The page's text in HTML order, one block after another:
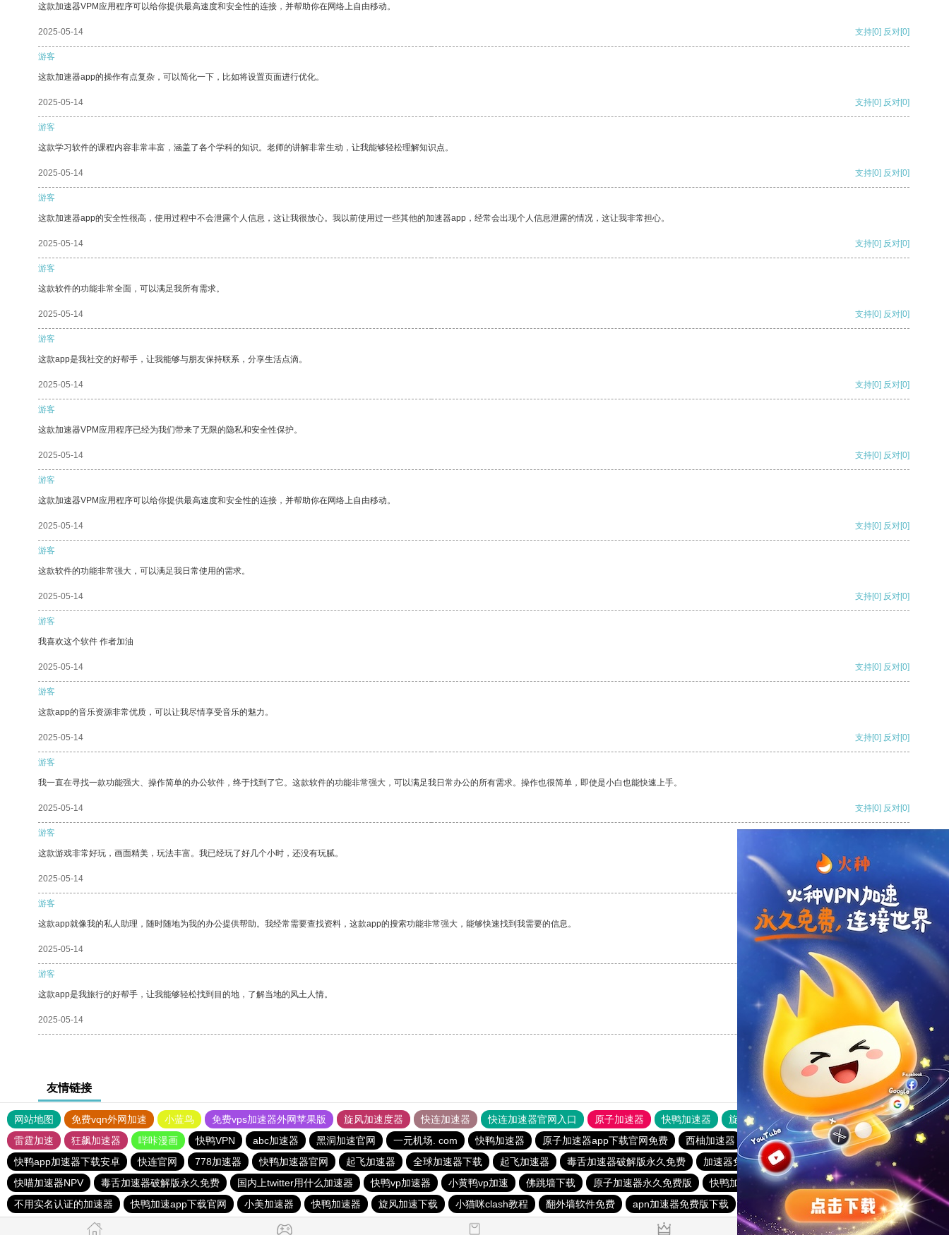
这款加速器VPM应用程序可以给你提供最高速度和安全性的连接，并帮助你在网络上自由移动。
2025-05-14 支持[0] 反对[0]
游客
这款加速器app的操作有点复杂，可以简化一下，比如将设置页面进行优化。
2025-05-14 支持[0] 反对[0]
游客
这款学习软件的课程内容非常丰富，涵盖了各个学科的知识。老师的讲解非常生动，让我能够轻松理解知识点。
2025-05-14 支持[0] 反对[0]
游客
这款加速器app的安全性很高，使用过程中不会泄露个人信息，这让我很放心。我以前使用过一些其他的加速器app，经常会出现个人信息泄露的情况，这让我非常担心。
2025-05-14 支持[0] 反对[0]
游客
这款软件的功能非常全面，可以满足我所有需求。
2025-05-14 支持[0] 反对[0]
游客
这款app是我社交的好帮手，让我能够与朋友保持联系，分享生活点滴。
2025-05-14 支持[0] 反对[0]
游客
这款加速器VPM应用程序已经为我们带来了无限的隐私和安全性保护。
2025-05-14 支持[0] 反对[0]
游客
这款加速器VPM应用程序可以给你提供最高速度和安全性的连接，并帮助你在网络上自由移动。
2025-05-14 支持[0] 反对[0]
游客
这款软件的功能非常强大，可以满足我日常使用的需求。
2025-05-14 支持[0] 反对[0]
游客
我喜欢这个软件 作者加油
2025-05-14 支持[0] 反对[0]
游客
这款app的音乐资源非常优质，可以让我尽情享受音乐的魅力。
2025-05-14 支持[0] 反对[0]
游客
我一直在寻找一款功能强大、操作简单的办公软件，终于找到了它。这款软件的功能非常强大，可以满足我日常办公的所有需求。操作也很简单，即使是小白也能快速上手。
2025-05-14 支持[0] 反对[0]
游客
这款游戏非常好玩，画面精美，玩法丰富。我已经玩了好几个小时，还没有玩腻。
2025-05-14
游客
这款app就像我的私人助理，随时随地为我的办公提供帮助。我经常需要查找资料，这款app的搜索功能非常强大，能够快速找到我需要的信息。
2025-05-14 反对
游客
这款app是我旅行的好帮手，让我能够轻松找到目的地，了解当地的风土人情。
2025-05-14 反对[0]
友情链接
网站地图 免费vqn外网加速 小蓝鸟 免费vps加速器外网苹果版 旋风加速度器 快连加速器 快连加速器官网入口 原子加速器 快鸭加速器 旋风加速度器 外网网址导航
软件中心
雷霆加速
狂飙加速器 哔咔漫画 快鸭VPN abc加速器 黑洞加速官网 一元机场. com 快鸭加速器 原子加速器app下载官网免费 西柚加速器 免费的加速器推荐
国外vps加速免费
快鸭app加速器下载安卓
快连官网 778加速器 快鸭加速器官网 起飞加速器 全球加速器下载 起飞加速器 毒舌加速器破解版永久免费 加速器免费版永久版下载
起飞加速器app下载
快喵加速器NPV
毒舌加速器破解版永久免费 国内上twitter用什么加速器 快鸭vp加速器 小黄鸭vp加速 佛跳墙下载 原子加速器永久免费版
快鸭加速器下载官网安卓
不用实名认证的加速器
快鸭加速app下载官网 小美加速器 快鸭加速器 旋风加速下载 小猫咪clash教程 翻外墙软件免费 apn加速器免费版下载 银河加速器ins免费永久